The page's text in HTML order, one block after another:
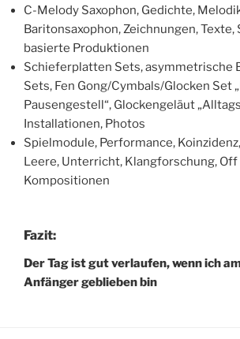
C-Melody Saxophon, Gedichte,
Baritonsaxophon, Zeichnungen, Texte,
basierte Produktionen
Schieferplatten Sets, asymmetrische
Sets, Fen Gong/Cymbals/Glocken Set
Pausengestell“, Glockengeläut
Installationen, Photos
Spielmodule, Performance,
Leere, Unterricht, Klangforschung, Off
Kompositionen
Fazit:
Der Tag ist gut verlaufen, wenn ich
Anfänger geblieben bin